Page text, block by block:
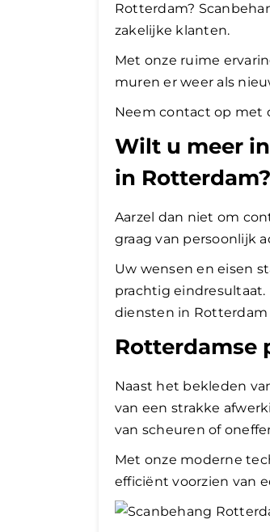
Rotterdam?
zakelijke klanten.
Met onze ruime
muren er weer als
Neem contact op met
Wilt u meer
in Rotterdam?
Aarzel dan niet om
graag van persoonlijk
Uw wensen en eisen
prachtig eindresultaat.
diensten in
Rotterdamse
Naast het bekleden
van een strakke
van scheuren of
Met onze moderne
efficiënt voorzien van